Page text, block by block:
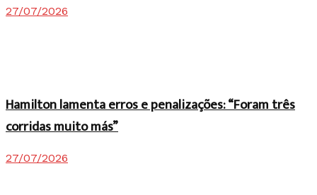
27/07/2026
Hamilton lamenta erros e penalizações: “Foram três
corridas muito más”
27/07/2026